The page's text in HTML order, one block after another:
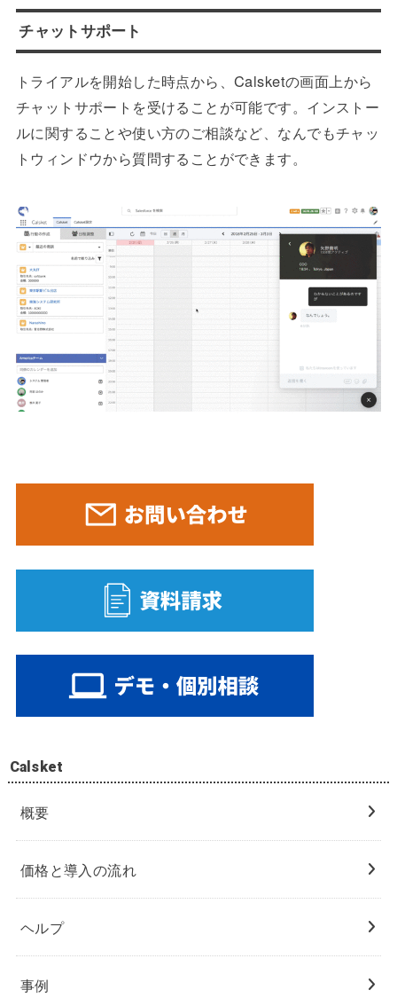
チャットサポート
トライアルを開始した時点から、Calsketの画面上から
チャットサポートを受けることが可能です。インストー
ルに関することや使い方のご相談など、なんでもチャッ
トウィンドウから質問することができます。
Calsket
概要
価格と導入の流れ
ヘルプ
事例